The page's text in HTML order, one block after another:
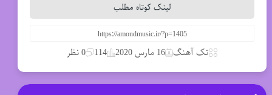
لینک کوتاه مطلب
تک آهنگ 16 مارس 2020 114 0 نظر